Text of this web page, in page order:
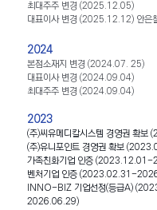
최대주주 변경 (2025.12.05)
대표이사 변경 (2025.12.12) 안은
2024
본점소재지 변경 (2024.07. 25)
대표이사 변경 (2024.09.04)
최대주주 변경 (2024.09.04)
2023
(주)씨유메디칼시스템 경영권 확보
(주)유니포인트 경영권 확보
가족친화기업 인증(2023.12.01-
벤처기업 인증(2023.02.31-
INNO-BIZ 기업선정(등급A)
2026.06.29)